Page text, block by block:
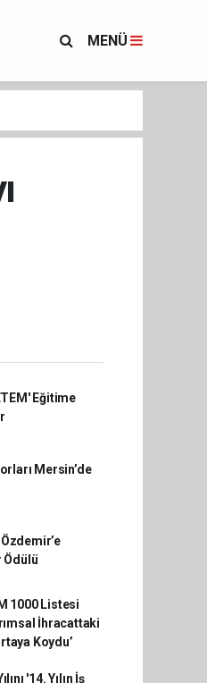
MENÜ
Eğitime
Mersin’de
Özdemir’e
Ödülü
1000 Listesi
İhracattaki
Koydu’
'14. Yılın İş